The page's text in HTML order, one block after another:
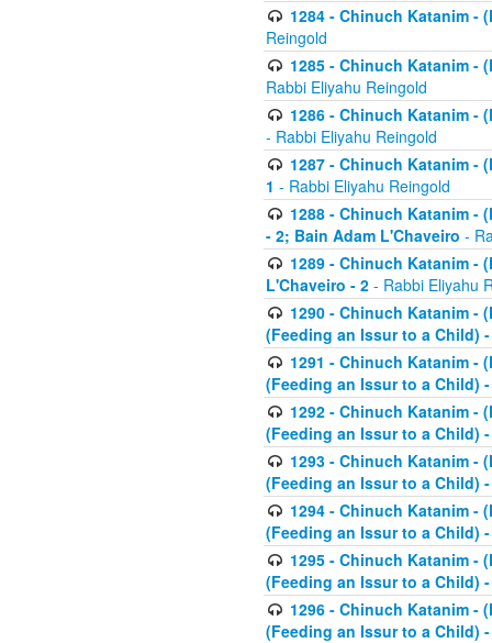
1284 - Chinuch Katanim -
Reingold
1285 - Chinuch Katanim -
Rabbi Eliyahu Reingold
1286 - Chinuch Katanim -
- Rabbi Eliyahu Reingold
1287 - Chinuch Katanim -
1 - Rabbi Eliyahu Reingold
1288 - Chinuch Katanim -
- 2; Bain Adam L'Chaveiro -
1289 - Chinuch Katanim -
L'Chaveiro - 2 - Rabbi Eliyahu
1290 - Chinuch Katanim -
(Feeding an Issur to a Child)
1291 - Chinuch Katanim -
(Feeding an Issur to a Child)
1292 - Chinuch Katanim -
(Feeding an Issur to a Child)
1293 - Chinuch Katanim -
(Feeding an Issur to a Child)
1294 - Chinuch Katanim -
(Feeding an Issur to a Child)
1295 - Chinuch Katanim -
(Feeding an Issur to a Child)
1296 - Chinuch Katanim -
(Feeding an Issur to a Child)